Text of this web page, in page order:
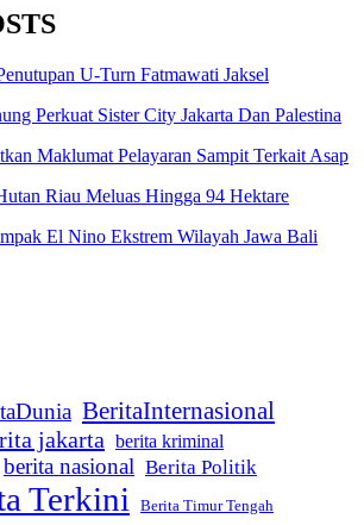
U-Turn Fatmawati Jaksel
Perkuat Sister City Jakarta Dan Palestina
Maklumat Pelayaran Sampit Terkait Asap
Riau Meluas Hingga 94 Hektare
El Nino Ekstrem Wilayah Jawa Bali
BeritaInternasional
jakarta berita kriminal
berita nasional Berita Politik
Terkini Berita Timur Tengah